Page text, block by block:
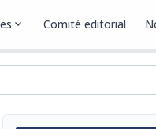
expand_more Comité editorial